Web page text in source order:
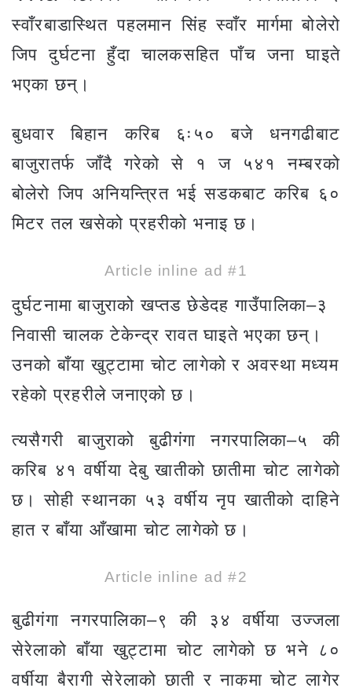
स्वाँरबाडास्थित पहलमान सिंह स्वाँर मार्गमा बोलेरो
जिप दुर्घटना हुँदा चालकसहित पाँच जना घाइते
भएका छन्।
बुधवार बिहान करिब ६ः५० बजे धनगढीबाट
बाजुरातर्फ जाँदै गरेको से १ ज ५४१ नम्बरको
बोलेरो जिप अनियन्त्रित भई सडकबाट करिब ६०
मिटर तल खसेको प्रहरीको भनाइ छ।
Article inline ad #1
दुर्घटनामा बाजुराको खप्तड छेडेदह गाउँपालिका–३
निवासी चालक टेकेन्द्र रावत घाइते भएका छन्।
उनको बाँया खुट्टामा चोट लागेको र अवस्था मध्यम
रहेको प्रहरीले जनाएको छ।
त्यसैगरी बाजुराको बुढीगंगा नगरपालिका–५ की
करिब ४१ वर्षीया देबु खातीको छातीमा चोट लागेको
छ। सोही स्थानका ५३ वर्षीय नृप खातीको दाहिने
हात र बाँया आँखामा चोट लागेको छ।
Article inline ad #2
बुढीगंगा नगरपालिका–९ की ३४ वर्षीया उज्जला
सेरेलाको बाँया खुट्टामा चोट लागेको छ भने ८०
वर्षीया बैरागी सेरेलाको छाती र नाकमा चोट लागेर